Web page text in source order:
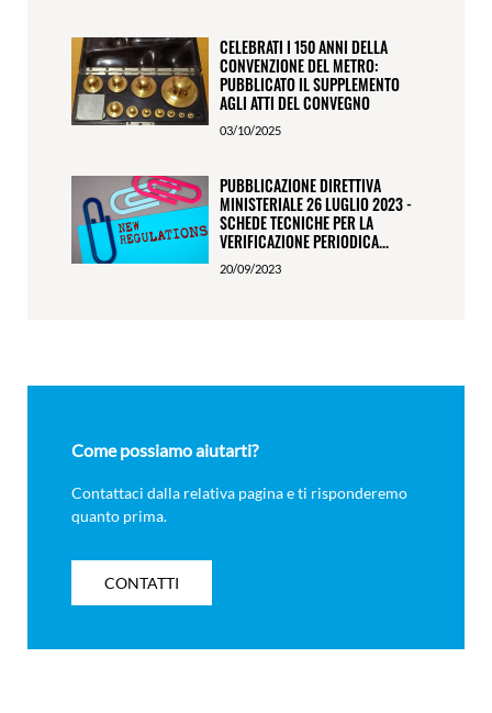
CELEBRATI I 150 ANNI DELLA
CONVENZIONE DEL METRO:
PUBBLICATO IL SUPPLEMENTO
AGLI ATTI DEL CONVEGNO
03/10/2025
PUBBLICAZIONE DIRETTIVA
MINISTERIALE 26 LUGLIO 2023 -
SCHEDE TECNICHE PER LA
VERIFICAZIONE PERIODICA...
20/09/2023
Come possiamo aiutarti?
Contattaci dalla relativa pagina e ti risponderemo
quanto prima.
CONTATTI